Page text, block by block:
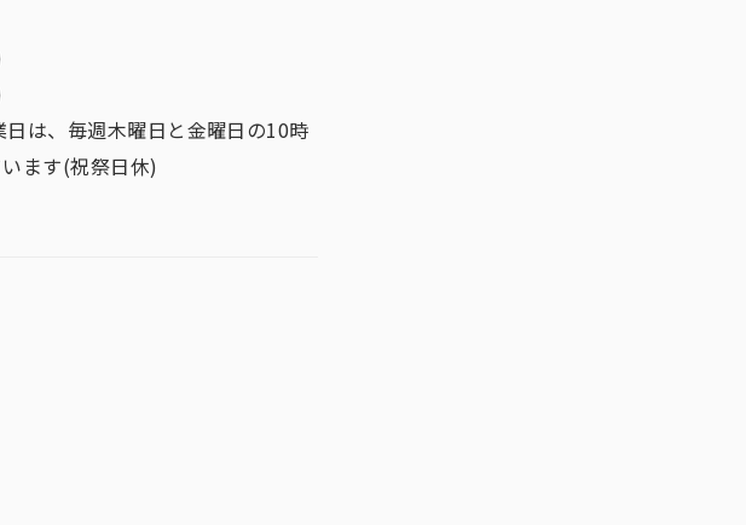
は、毎週木曜日と金曜日の10時
ます(祝祭日休)